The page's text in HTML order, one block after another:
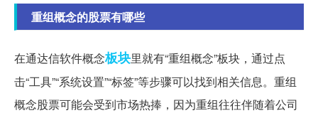
重组概念的股票有哪些
在通达信软件概念板块里就有“重组概念”板块，通过点
击“工具”“系统设置”“标签”等步骤可以找到相关信息。重组
概念股票可能会受到市场热捧，因为重组往往伴随着公司